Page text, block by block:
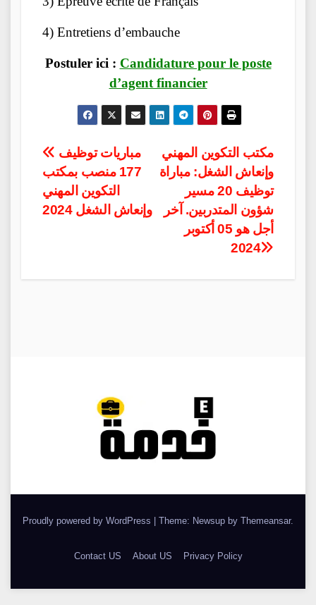
4) Entretiens d’embauche
Postuler ici : Candidature pour le poste
d’agent financier
Post
navigation
مكتب التكوين المهني
وإنعاش الشغل: مباراة
توظيف 20 مسير
شؤون المتدربين. آخر
أجل هو 05 أكتوبر
2024
177 منصب بمكتب
التكوين المهني
وإنعاش الشغل 2024
Proudly powered by WordPress Theme: Newsup by Themeansar.
Contact US About US Privacy Policy